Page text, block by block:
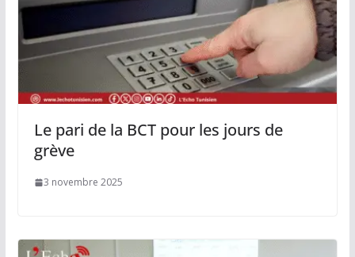
Le pari de la BCT pour les jours de
grève
3 novembre 2025